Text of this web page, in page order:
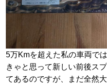
5万Kmを超えた私の車両で
きゃと思って新しい前後ス
てあるのですが、まだ全然